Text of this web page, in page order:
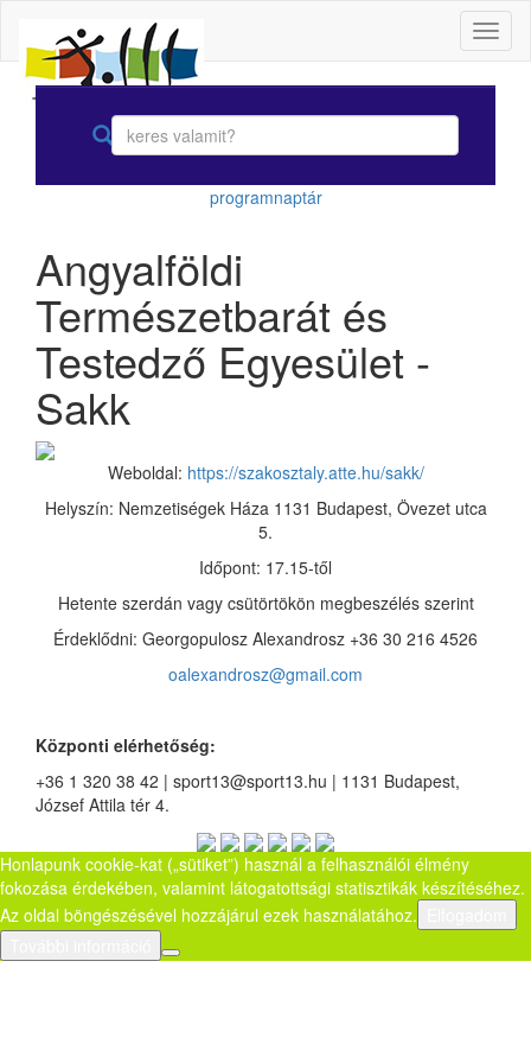
programnaptár
Angyalföldi
Természetbarát és
Testedző Egyesület -
Sakk
Weboldal: https://szakosztaly.atte.hu/sakk/
Helyszín: Nemzetiségek Háza 1131 Budapest, Övezet utca
5.
Időpont: 17.15-től
Hetente szerdán vagy csütörtökön megbeszélés szerint
Érdeklődni: Georgopulosz Alexandrosz +36 30 216 4526
oalexandrosz@gmail.com
Központi elérhetőség:
+36 1 320 38 42 | sport13@sport13.hu | 1131 Budapest,
József Attila tér 4.
Honlapunk cookie-kat („sütiket”) használ a felhasználói élmény
fokozása érdekében, valamint látogatottsági statisztikák készítéséhez.
Az oldal böngészésével hozzájárul ezek használatához.